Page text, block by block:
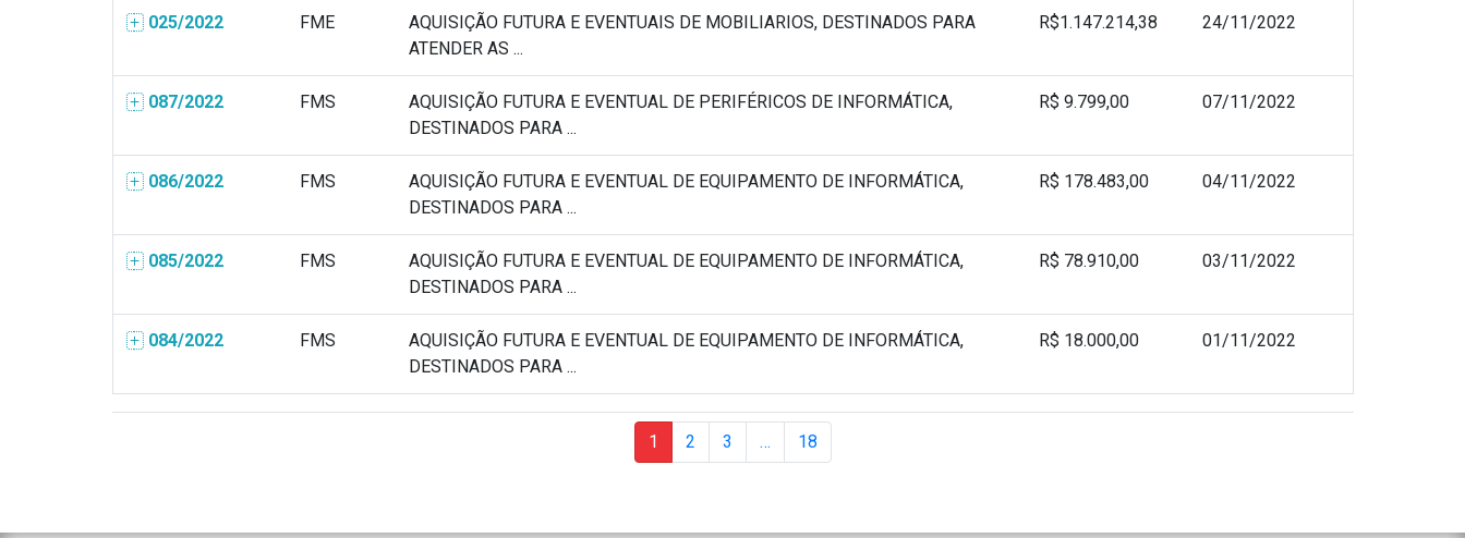
025/2022 FME
AQUISIÇÃO FUTURA E EVENTUAIS DE MOBILIARIOS, DESTINADOS PARA
ATENDER AS ...
R$1.147.214,38 24/11/2022
087/2022 FMS
AQUISIÇÃO FUTURA E EVENTUAL DE PERIFÉRICOS DE INFORMÁTICA,
DESTINADOS PARA ...
R$ 9.799,00 07/11/2022
086/2022 FMS
AQUISIÇÃO FUTURA E EVENTUAL DE EQUIPAMENTO DE INFORMÁTICA,
DESTINADOS PARA ...
R$ 178.483,00 04/11/2022
085/2022 FMS
AQUISIÇÃO FUTURA E EVENTUAL DE EQUIPAMENTO DE INFORMÁTICA,
DESTINADOS PARA ...
R$ 78.910,00 03/11/2022
084/2022 FMS
AQUISIÇÃO FUTURA E EVENTUAL DE EQUIPAMENTO DE INFORMÁTICA,
DESTINADOS PARA ...
R$ 18.000,00 01/11/2022
1 2 3 … 18